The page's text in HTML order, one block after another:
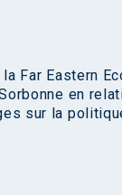
Far Eastern
en
sur la